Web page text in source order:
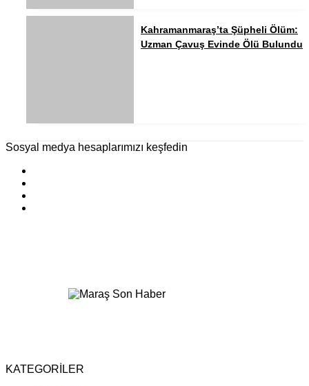
Kahramanmaraş’ta Şüpheli Ölüm:
Uzman Çavuş Evinde Ölü Bulundu
Sosyal medya hesaplarımızı keşfedin
KATEGORİLER